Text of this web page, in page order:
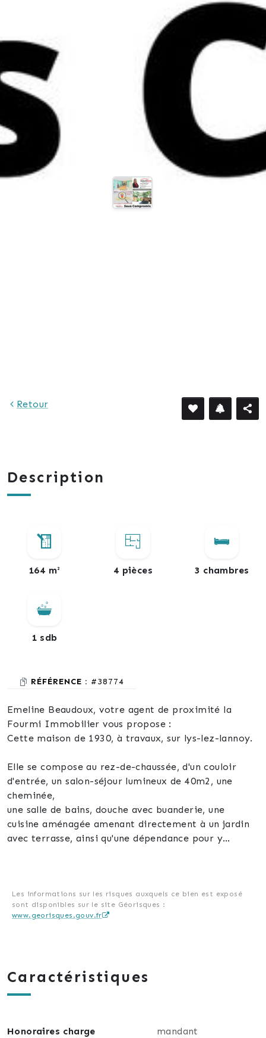
Retour
Description
164 m² 4 pièces 3 chambres
1 sdb
RÉFÉRENCE : #38774
Emeline Beaudoux, votre agent de proximité la
Fourmi Immobilier vous propose :
Cette maison de 1930, à travaux, sur lys-lez-lannoy.
Elle se compose au rez-de-chaussée, d'un couloir
d'entrée, un salon-séjour lumineux de 40m2, une
cheminée,
une salle de bains, douche avec buanderie, une
cuisine aménagée amenant directement à un jardin
avec terrasse, ainsi qu'une dépendance pour y
Au 1er étage vous y trouverez 2 chambres.
Au second étage, des combles aménagés offrant une
Tout à l'égout, double vitrage et volets roulants.
Les informations sur les risques auxquels ce bien est exposé
sont disponibles sur le site Géorisques :
www.georisques.gouv.fr
Caractéristiques
Honoraires charge mandant